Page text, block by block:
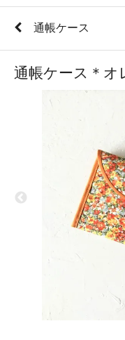
通帳ケース
通帳ケース＊オ